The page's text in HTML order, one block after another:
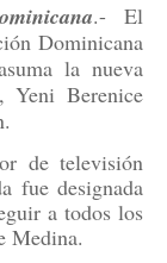
.- El
Dominicana
la nueva
Yeni Berenice
de televisión
fue designada
a todos los
Medina.